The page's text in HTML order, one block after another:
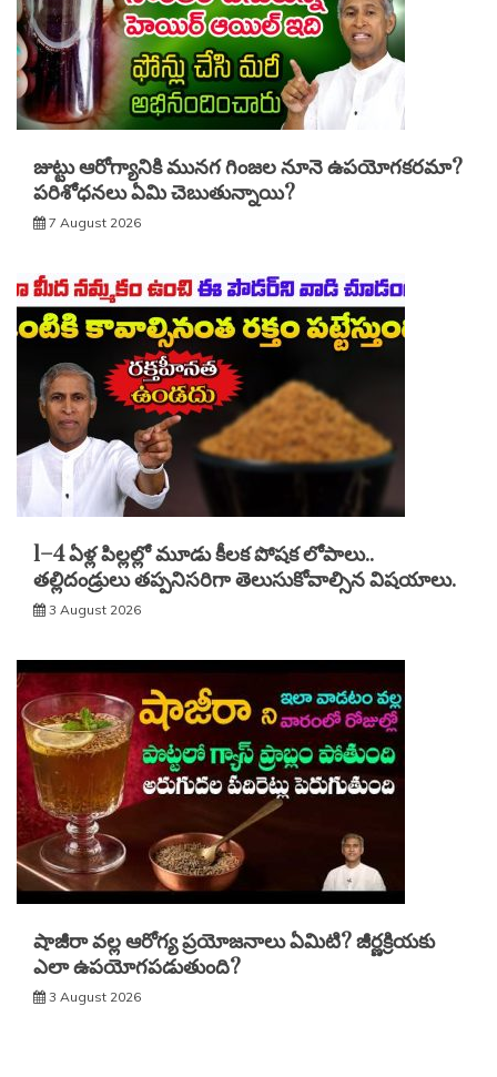
జుట్టు ఆరోగ్యానికి మునగ గింజల నూనె ఉపయోగకరమా?
పరిశోధనలు ఏమి చెబుతున్నాయి?
7 August 2026
1–4 ఏళ్ల పిల్లల్లో మూడు కీలక పోషక లోపాలు..
తల్లిదండ్రులు తప్పనిసరిగా తెలుసుకోవాల్సిన విషయాలు.
3 August 2026
షాజీరా వల్ల ఆరోగ్య ప్రయోజనాలు ఏమిటి? జీర్ణక్రియకు
ఎలా ఉపయోగపడుతుంది?
3 August 2026